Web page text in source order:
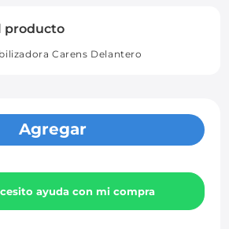
producto
Carens Delantero
Agregar
ayuda con mi compra